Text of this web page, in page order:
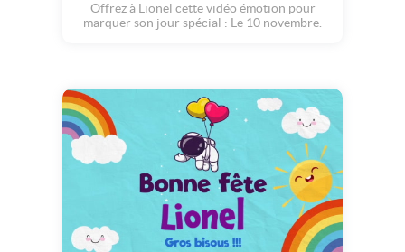
Offrez à Lionel cette vidéo émotion pour
marquer son jour spécial : Le 10 novembre.